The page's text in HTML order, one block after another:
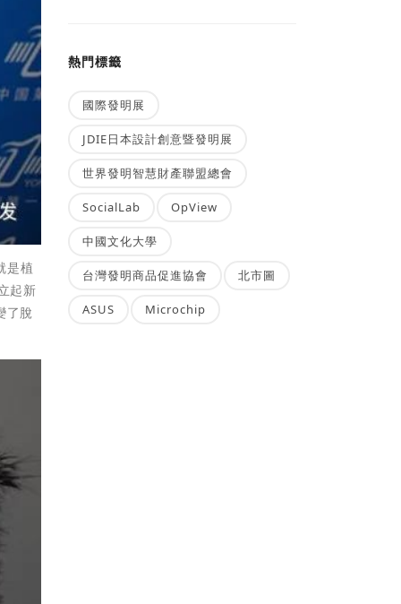
是植
起新
了脫
熱門標籤
國際發明展
JDIE日本設計創意暨發明展
世界發明智慧財產聯盟總會
SocialLab OpView
中國文化大學
台灣發明商品促進協會 北市圖
ASUS Microchip